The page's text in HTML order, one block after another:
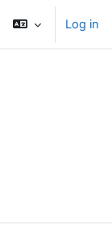
Log in